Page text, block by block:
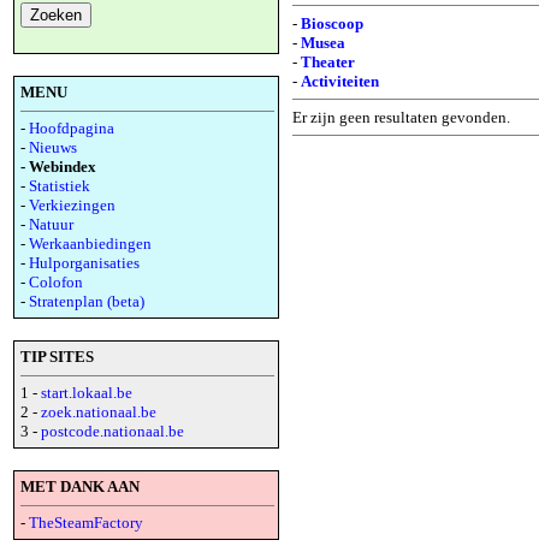
MENU
- Hoofdpagina
- Nieuws
- Webindex
- Statistiek
- Verkiezingen
- Natuur
- Werkaanbiedingen
- Hulporganisaties
- Colofon
- Stratenplan (beta)
TIP SITES
1 - start.lokaal.be
2 - zoek.nationaal.be
3 - postcode.nationaal.be
MET DANK AAN
- TheSteamFactory
- Bioscoop
- Musea
- Theater
- Activiteiten
Er zijn geen resultaten gevonden.